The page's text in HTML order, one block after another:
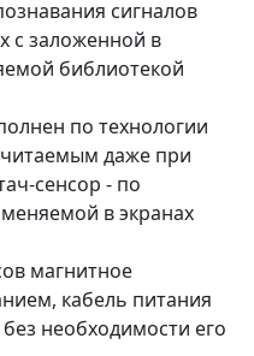
сигналов
с заложенной в
библиотекой
по технологии
читаемым даже при
сенсор - по
в экранах
магнитное
кабель питания
необходимости его